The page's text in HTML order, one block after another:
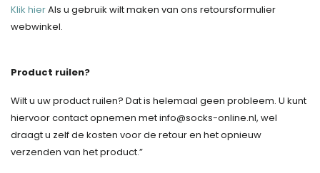
Klik hierAls u gebruik wilt maken van ons retoursformulier
webwinkel.
Product ruilen?
Wilt u uw product ruilen? Dat is helemaal geen probleem. U kunt
hiervoor contact opnemen metinfo@socks-online.nl, wel
draagt u zelf de kosten voor de retour en het opnieuw
verzenden van het product.”